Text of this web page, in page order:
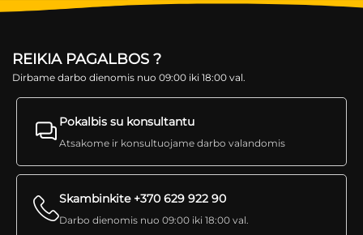
REIKIA PAGALBOS ?
Dirbame darbo dienomis nuo 09:00 iki 18:00 val.
Pokalbis su konsultantu
Atsakome ir konsultuojame darbo valandomis
Skambinkite +370 629 922 90
Darbo dienomis nuo 09:00 iki 18:00 val.